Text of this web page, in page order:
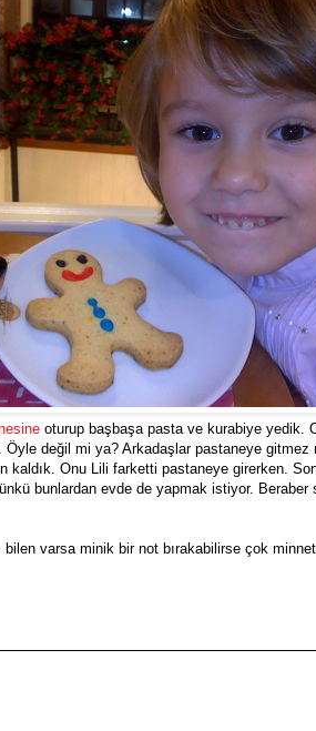
oturup başbaşa pasta ve kurabiye yedik.
değil mi ya? Arkadaşlar pastaneye
kaldık. Onu Lili farketti pastaneye girerken.
bunlardan evde de yapmak istiyor. Beraber
bilen varsa minik bir not bırakabilirse çok